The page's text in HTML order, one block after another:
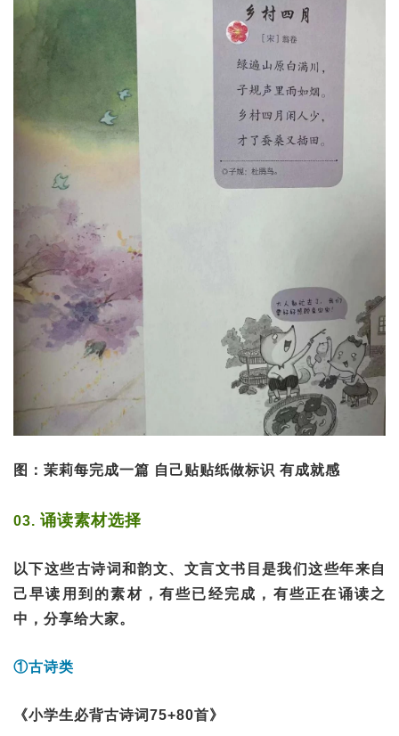
图：茉莉每完成一篇 自己贴贴纸做标识 有成就感
03. 诵读素材选择
以下这些古诗词和韵文、文言文书目是我们这些年来自
己早读用到的素材，有些已经完成，有些正在诵读之
中，分享给大家。
①古诗类
《小学生必背古诗词75+80首》